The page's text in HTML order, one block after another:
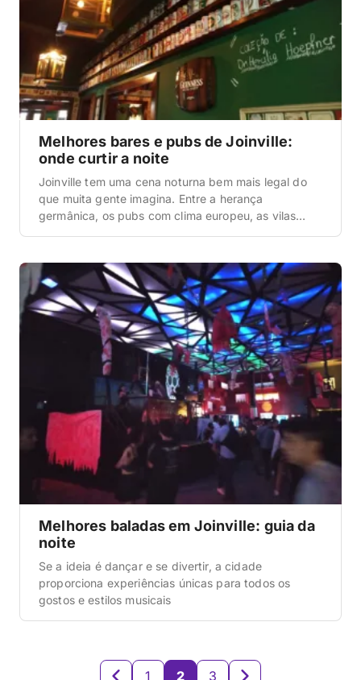
Melhores bares e pubs de Joinville:
onde curtir a noite
Joinville tem uma cena noturna bem mais legal do
que muita gente imagina. Entre a herança
germânica, os pubs com clima europeu, as vilas
sair da cidade. E o melhor: sem os preços absurdos
de Balneário Camboriú […]
Melhores baladas em Joinville: guia da
noite
Se a ideia é dançar e se divertir, a cidade
proporciona experiências únicas para todos os
gostos e estilos musicais
1 2 3